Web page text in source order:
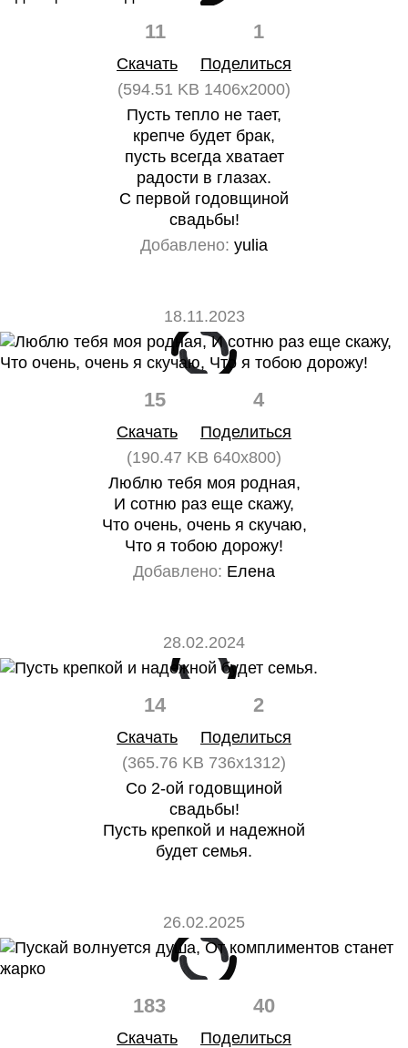
11 1
Скачать
Поделиться
(594.51 KB 1406x2000)
Пусть тепло не тает,
крепче будет брак,
пусть всегда хватает
радости в глазах.
С первой годовщиной
свадьбы!
Добавлено: yulia
18.11.2023
15 4
Скачать
Поделиться
(190.47 KB 640x800)
Люблю тебя моя родная,
И сотню раз еще скажу,
Что очень, очень я скучаю,
Что я тобою дорожу!
Добавлено: Елена
28.02.2024
14 2
Скачать
Поделиться
(365.76 KB 736x1312)
Со 2-ой годовщиной
свадьбы!
Пусть крепкой и надежной
будет семья.
26.02.2025
183 40
Скачать
Поделиться